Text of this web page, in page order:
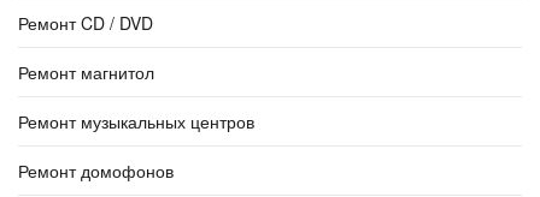
Ремонт CD / DVD
Ремонт магнитол
Ремонт музыкальных центров
Ремонт домофонов